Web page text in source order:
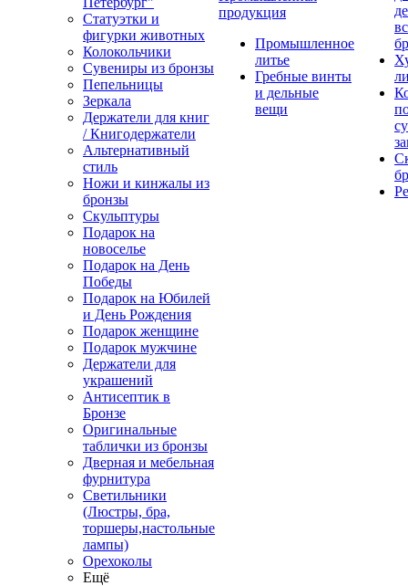
Статуэтки и
фигурки животных
Колокольчики
Сувениры из бронзы
Пепельницы
Зеркала
Держатели для книг
/ Книгодержатели
Альтернативный
стиль
Ножи и кинжалы из
бронзы
Скульптуры
Подарок на
новоселье
Подарок на День
Победы
Подарок на Юбилей
и День Рождения
Подарок женщине
Подарок мужчине
Держатели для
украшений
Антисептик в
Бронзе
Оригинальные
таблички из бронзы
Дверная и мебельная
фурнитура
Светильники
(Люстры, бра,
торшеры,настольные
лампы)
Орехоколы
Ещё
продукция
Промышленное
литье
Гребные винты
и дельные
вещи